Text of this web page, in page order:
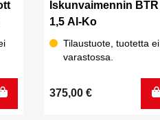
Iskunvaimennin BTR
1,5 Al-Ko
Tilaustuote, tuotetta ei
varastossa.
375,00 €